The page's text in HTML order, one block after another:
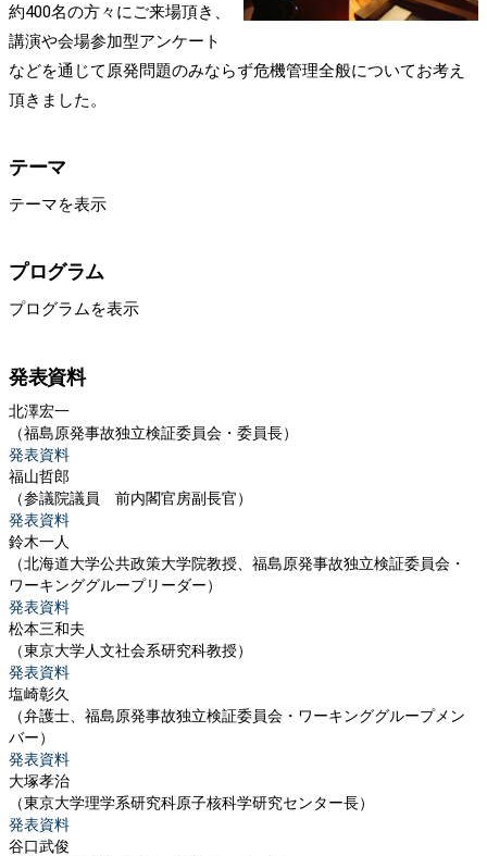
約400名の方々にご来場頂き、
講演や会場参加型アンケート
などを通じて原発問題のみならず危機管理全般についてお考え
頂きました。
テーマ
テーマを表示
プログラム
プログラムを表示
発表資料
北澤宏一
（福島原発事故独立検証委員会・委員長）
発表資料
福山哲郎
（参議院議員 前内閣官房副長官）
発表資料
鈴木一人
（北海道大学公共政策大学院教授、福島原発事故独立検証委員会・
ワーキンググループリーダー）
発表資料
松本三和夫
（東京大学人文社会系研究科教授）
発表資料
塩崎彰久
（弁護士、福島原発事故独立検証委員会・ワーキンググループメン
バー）
発表資料
大塚孝治
（東京大学理学系研究科原子核科学研究センター長）
発表資料
谷口武俊